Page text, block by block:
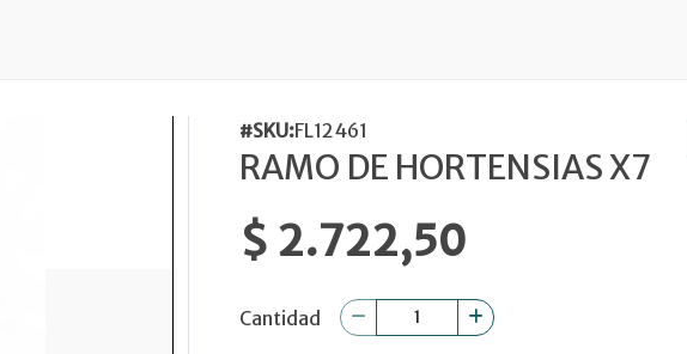
#SKU:FL12461
RAMO DE HORTENSIAS X7
$ 2.722,50
Cantidad